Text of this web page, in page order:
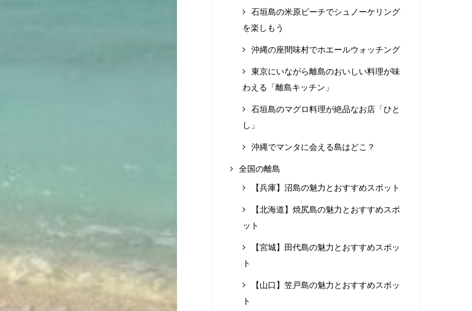
石垣島の米原ビーチでシュノーケリング
を楽しもう
沖縄の座間味村でホエールウォッチング
東京にいながら離島のおいしい料理が味
わえる「離島キッチン」
石垣島のマグロ料理が絶品なお店「ひと
し」
沖縄でマンタに会える島はどこ？
全国の離島
【兵庫】沼島の魅力とおすすめスポット
【北海道】焼尻島の魅力とおすすめスポ
ット
【宮城】田代島の魅力とおすすめスポッ
ト
【山口】笠戸島の魅力とおすすめスポッ
ト